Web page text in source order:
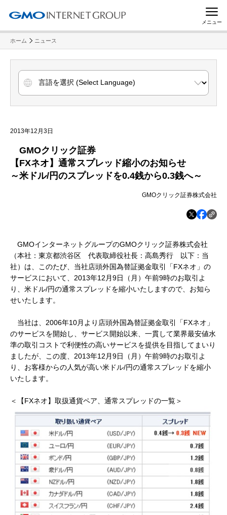
メニュー
ホーム ニュース
2013年12月3日
GMOクリック証券
【FXネオ】通常スプレッド縮小のお知らせ
～米ドル/円のスプレッドを0.4銭から0.3銭へ～
GMOクリック証券株式会社
GMOインターネットグループのGMOクリック証券株式会社
（本社：東京都渋谷区 代表取締役社長：高島秀行 以下：当
社）は、このたび、当社店頭外国為替証拠金取引「FXネオ」の
サービスにおいて、2013年12月9日（月）午前9時のお取引よ
り、米ドル/円の通常スプレッドを縮小いたしますので、お知ら
せいたします。
当社は、 2006年10月より店頭外国為替証拠金取引「FXネオ」
のサービスを開始し、サービス開始以来、一貫して業界最安値水
準の取引コストで利便性の高いサービスを提供を目指してまいり
ましたが、この度、2013年12月9日（月）午前9時のお取引よ
り、お客様からの人気が高い米ドル/円の通常スプレッドを縮小
いたします。
＜【FXネオ】取扱通貨ペア、通常スプレッドの一覧＞